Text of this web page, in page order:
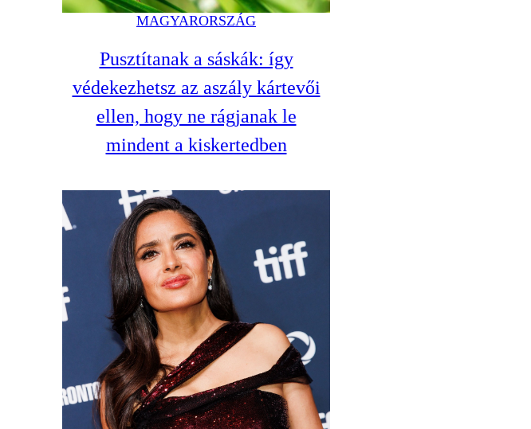
MAGYARORSZÁG
Pusztítanak a sáskák: így
védekezhetsz az aszály kártevői
ellen, hogy ne rágjanak le
mindent a kiskertedben